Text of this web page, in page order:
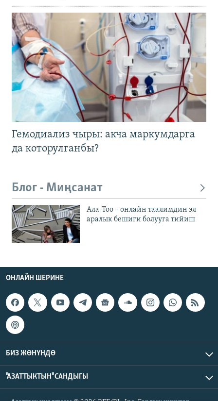
Гемодиализ чыры: акча маркумдарга
да которулганбы?
Блог - Миңсанат
Ала-Тоо – онлайн таалимдин эл
аралык бешиги болууга тийиш
ОНЛАЙН ШЕРИНЕ
БИЗ ЖӨНҮНДӨ
"АЗАТТЫКТЫН" САНДЫГЫ